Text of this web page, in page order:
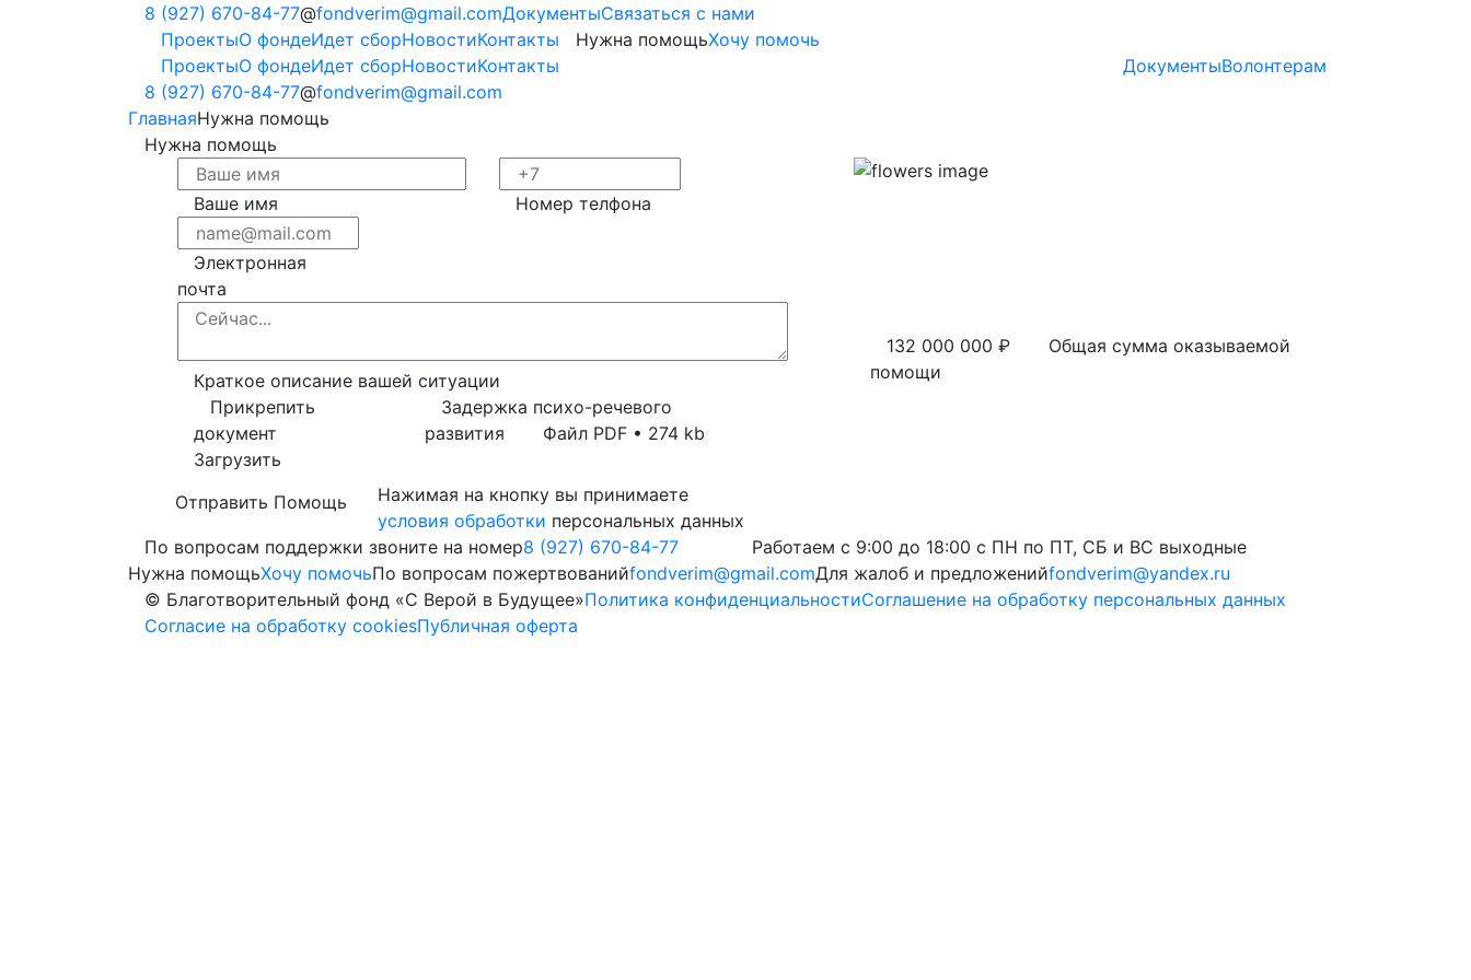
8 (927) 670-84-77 fondverim@gmail.comДокументыCвязаться с нами
ПроектыО фондеИдет сборНовостиКонтакты Нужна помощьХочу помочь
ПроектыО фондеИдет сборНовостиКонтакты ДокументыВолонтерам
8 (927) 670-84-77
fondverim@gmail.com
ГлавнаяНужна помощь
Нужна помощь
Ваше имя Номер телфона
Электронная
почта
Краткое описание вашей ситуации
Прикрепить
документ
Загрузить
Задержка психо-речевого
развития
Файл PDF • 274 kb
Отправить Помощь
Нажимая на кнопку вы принимаете
условия обработки персональных данных
132 000 000 ₽
Общая сумма оказываемой
помощи
По вопросам поддержки звоните на номер8 (927) 670-84-77
Работаем с 9:00 до 18:00 с ПН по ПТ, СБ и ВС выходные
Нужна помощьХочу помочьПо вопросам пожертвованийfondverim@gmail.comДля жалоб и предложенийfondverim@yandex.ru
© Благотворительный фонд «С Верой в Будущее»Политика конфиденциальностиСоглашение на обработку персональных данных
Согласие на обработку cookiesПубличная оферта